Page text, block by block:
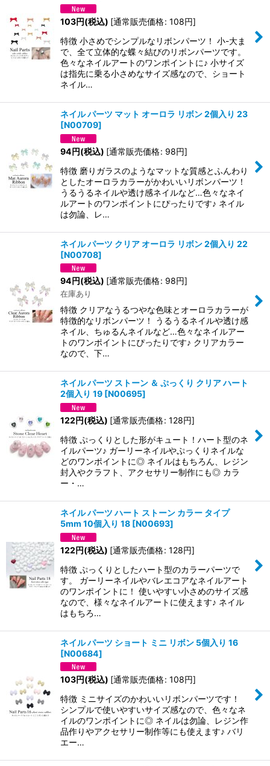
103円(税込) [通常販売価格: 108円]
特徴 小さめでシンプルなリボンパーツ！ 小-大ま
で、全て立体的な蝶々結びのリボンパーツです。
色々なネイルアートのワンポイントに♪ 小サイズ
は指先に乗る小さめなサイズ感なので、ショート
ネイル…
ネイル パーツ マット オーロラ リボン 2個入り 23
[N00709]
94円(税込) [通常販売価格: 98円]
特徴 磨りガラスのようなマットな質感とふんわり
としたオーロラカラーがかわいいリボンパーツ！
うるうるネイルや透け感ネイルなど…色々なネイ
ルアートのワンポイントにぴったりです♪ ネイル
は勿論、レ…
ネイル パーツ クリア オーロラ リボン 2個入り 22
[N00708]
94円(税込) [通常販売価格: 98円]
在庫あり
特徴 クリアなうるつやな色味とオーロラカラーが
特徴的なリボンパーツ！ うるうるネイルや透け感
ネイル、ちゅるんネイルなど…色々なネイルアー
トのワンポイントにぴったりです♪ クリアカラー
なので、下…
ネイル パーツ ストーン ＆ ぷっくり クリア ハート
2個入り 19 [N00695]
122円(税込) [通常販売価格: 128円]
特徴 ぷっくりとした形がキュート！ハート型のネ
イルパーツ♪ ガーリーネイルやぷっくりネイルな
どのワンポイントに◎ ネイルはもちろん、レジン
封入やクラフト、アクセサリー制作にも◎ カラ
ー・…
ネイル パーツ ハート ストーン カラー タイプ
5mm 10個入り 18 [N00693]
122円(税込) [通常販売価格: 128円]
特徴 ぷっくりとしたハート型のカラーパーツで
す。 ガーリーネイルやバレエコアなネイルアート
のワンポイントに！ 使いやすい小さめのサイズ感
なので、様々なネイルアートに使えます♪ ネイル
はもちろ…
ネイル パーツ ショート ミニ リボン 5個入り 16
[N00684]
103円(税込) [通常販売価格: 108円]
特徴 ミニサイズのかわいいリボンパーツです！
シンプルで使いやすいサイズ感なので、色々なネ
イルのワンポイントに◎ ネイルは勿論、レジン作
品作りやアクセサリー制作等にも使えます♪ バリ
エー…